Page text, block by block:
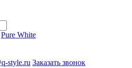
Pure White
style.ru Заказать звонок